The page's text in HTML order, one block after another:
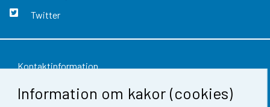
Information om kakor (cookies)
Twitter
Kontaktinformation
Respons